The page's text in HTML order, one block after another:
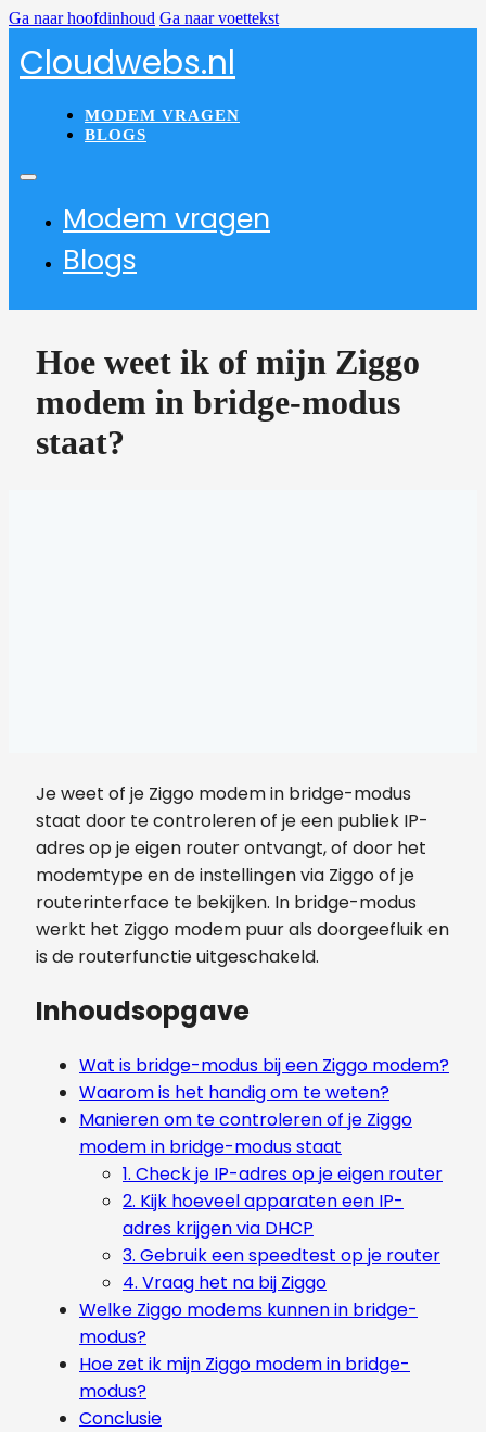
Ga naar hoofdinhoud Ga naar voettekst
Cloudwebs.nl
MODEM VRAGEN
BLOGS
Modem vragen
Blogs
Hoe weet ik of mijn Ziggo
modem in bridge-modus
staat?
Je weet of je Ziggo modem in bridge-modus
staat door te controleren of je een publiek IP-
adres op je eigen router ontvangt, of door het
modemtype en de instellingen via Ziggo of je
routerinterface te bekijken. In bridge-modus
werkt het Ziggo modem puur als doorgeefluik en
is de routerfunctie uitgeschakeld.
Inhoudsopgave
Wat is bridge-modus bij een Ziggo modem?
Waarom is het handig om te weten?
Manieren om te controleren of je Ziggo
modem in bridge-modus staat
1. Check je IP-adres op je eigen router
2. Kijk hoeveel apparaten een IP-
adres krijgen via DHCP
3. Gebruik een speedtest op je router
4. Vraag het na bij Ziggo
Welke Ziggo modems kunnen in bridge-
modus?
Hoe zet ik mijn Ziggo modem in bridge-
modus?
Conclusie